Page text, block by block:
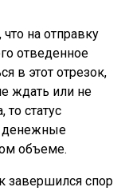
на отправку
отведенное
в этот отрезок,
ждать или не
то статус
денежные
объеме.
завершился спор